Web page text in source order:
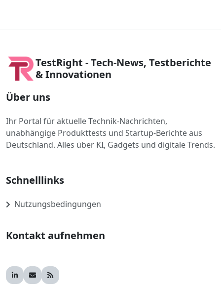
TestRight - Tech-News, Testberichte
& Innovationen
Über uns
Ihr Portal für aktuelle Technik-Nachrichten,
unabhängige Produkttests und Startup-Berichte aus
Deutschland. Alles über KI, Gadgets und digitale Trends.
Schnelllinks
Nutzungsbedingungen
Kontakt aufnehmen